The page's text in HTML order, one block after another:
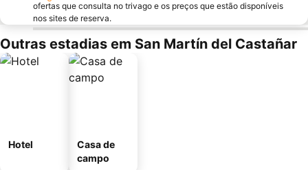
ofertas que consulta no trivago e os preços que estão disponíveis
nos sites de reserva.
Outras estadias em San Martín del Castañar
Hotel
Casa de
campo